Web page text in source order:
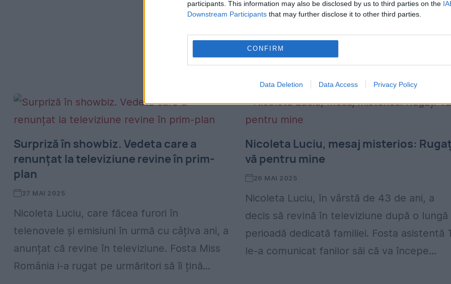
participants. This information may also be disclosed by us to third parties on the
Downstream Participants that may further disclose it to other third parties.
CONFIRM
Data Deletion Data Access Privacy Policy
familiei și a stat departe de aparițiile
Recent, fosta asistentă TV a decis că este
momentul să revină în lumina
Ea...
Surpriză în showbiz. Vedeta care a
renunțat la televiziune revine în prim-
plan
27 MAI 2025
Nicoleta Luciu, care făcea furori în
telenovele și emisiuni în urmă cu câțiva ani, a
anunțat că revine în televiziune. Fosta Miss
România i-a rugat pe urmăritori să îi țină...
Nicoleta Luciu, mesaj misterios:
vă pentru mine
26 MAI 2025
Nicoleta Luciu, în vârstă de 43 de ani, a
decis să revină în televiziune după o lungă
perioadă dedicată familiei. Fosta asistentă
le-a comunicat fanilor săi că va începe...